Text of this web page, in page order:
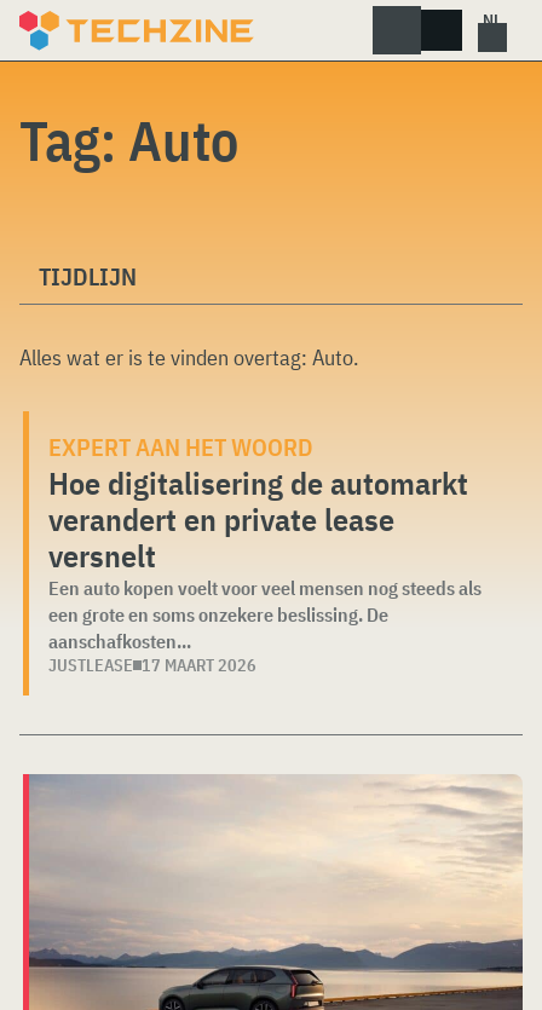
Skip
Tag: Auto
TIJDLIJN
Alles wat er is te vinden overtag: Auto.
EXPERT AAN HET WOORD
Hoe digitalisering de automarkt
verandert en private lease
versnelt
Een auto kopen voelt voor veel mensen nog steeds als
een grote en soms onzekere beslissing. De
aanschafkosten...
JUSTLEASE 17 MAART 2026